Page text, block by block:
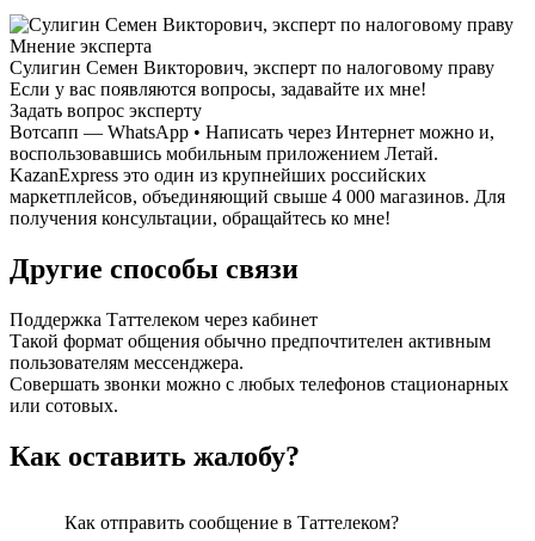
Мнение эксперта
Сулигин Семен Викторович, эксперт по налоговому праву
Если у вас появляются вопросы, задавайте их мне!
Задать вопрос эксперту
Вотсапп — WhatsApp • Написать через Интернет можно и,
воспользовавшись мобильным приложением Летай.
KazanExpress это один из крупнейших российских
маркетплейсов, объединяющий свыше 4 000 магазинов. Для
получения консультации, обращайтесь ко мне!
Другие способы связи
Поддержка Таттелеком через кабинет
Такой формат общения обычно предпочтителен активным
пользователям мессенджера.
Совершать звонки можно с любых телефонов стационарных
или сотовых.
Как оставить жалобу?
Как отправить сообщение в Таттелеком?